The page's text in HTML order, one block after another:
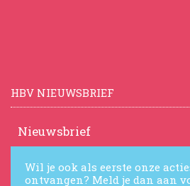
HBV NIEUWSBRIEF
Nieuwsbrief
Wil je ook als eerste onze
ontvangen? Meld je dan aan